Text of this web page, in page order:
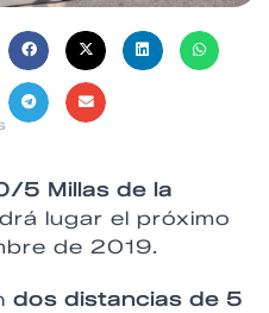
5 Millas de la
lugar el próximo
de 2019.
dos distancias de 5